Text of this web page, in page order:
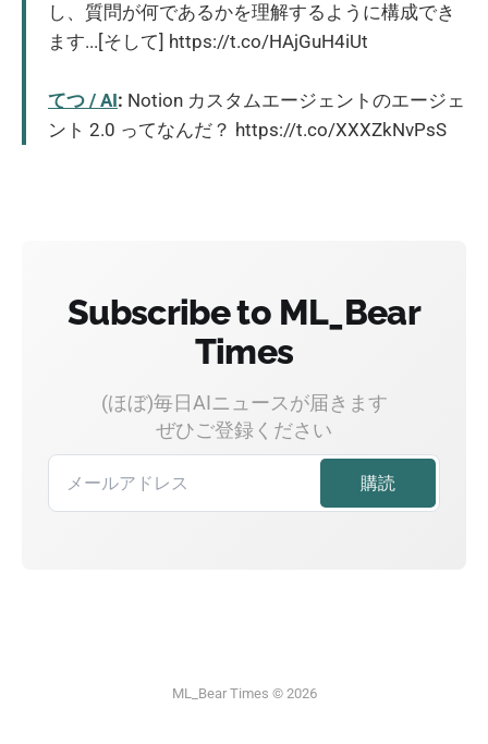
し、質問が何であるかを理解するように構成でき
ます...[そして] https://t.co/HAjGuH4iUt
てつ / AI: Notion カスタムエージェントのエージェ
ント 2.0 ってなんだ？ https://t.co/XXXZkNvPsS
Subscribe to ML_Bear
Times
(ほぼ)毎日AIニュースが届きます
ぜひご登録ください
ML_Bear Times © 2026